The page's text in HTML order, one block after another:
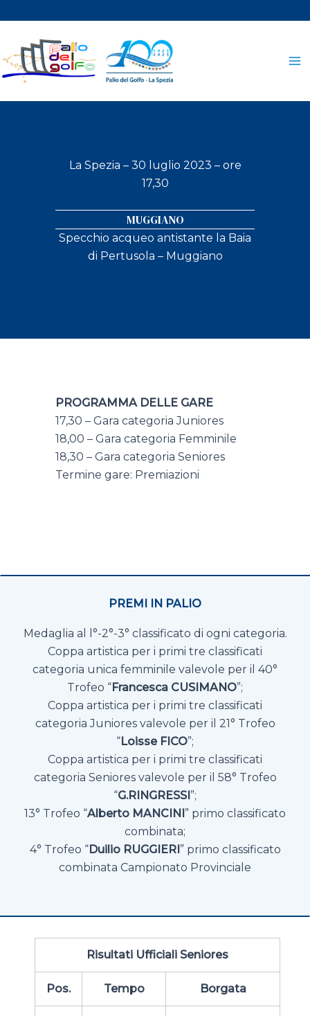
contenuto
La Spezia – 30 luglio 2023 – ore
17,30
MUGGIANO
Specchio acqueo antistante la Baia
di Pertusola – Muggiano
PROGRAMMA DELLE GARE
17,30 – Gara categoria Juniores
18,00 – Gara categoria Femminile
18,30 – Gara categoria Seniores
Termine gare: Premiazioni
PREMI IN PALIO
Medaglia al l°-2°-3° classificato di ogni categoria.
Coppa artistica per i primi tre classificati
categoria unica femminile valevole per il 40°
Trofeo “ Francesca CUSIMANO”;
Coppa artistica per i primi tre classificati
categoria Juniores valevole per il 21° Trofeo
“ Loisse FICO”;
Coppa artistica per i primi tre classificati
categoria Seniores valevole per il 58° Trofeo
“G.RINGRESSI ”;
13° Trofeo “Alberto MANCINI ” primo classificato
combinata;
4° Trofeo “Duilio RUGGIERI ” primo classificato
combinata Campionato Provinciale
Risultati Ufficiali Seniores
Pos. Tempo Borgata